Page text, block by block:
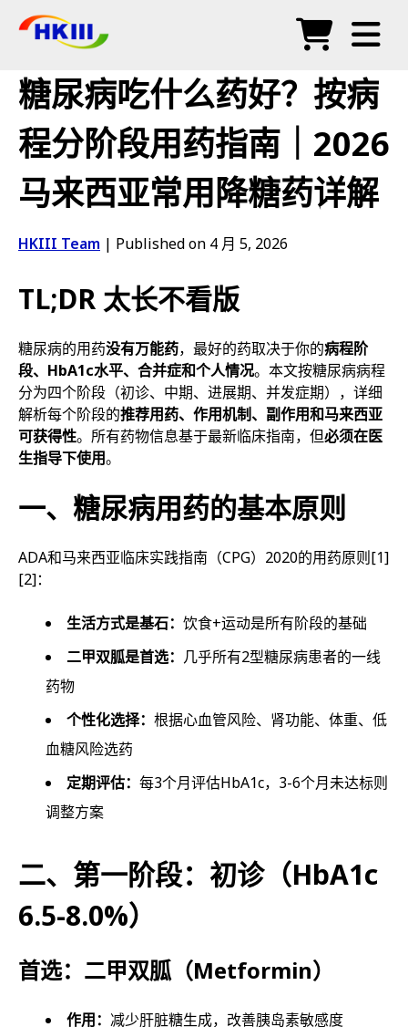
常见问题
博客
授权代理
商店
糖尿病吃什么药好？按病
程分阶段用药指南｜2026
马来西亚常用降糖药详解
HKIII Team | Published on 4 月 5, 2026
TL;DR 太长不看版
糖尿病的用药没有万能药，最好的药取决于你的病程阶
段、HbA1c水平、合并症和个人情况。本文按糖尿病病程
分为四个阶段（初诊、中期、进展期、并发症期），详细
解析每个阶段的推荐用药、作用机制、副作用和马来西亚
可获得性。所有药物信息基于最新临床指南，但必须在医
生指导下使用。
一、糖尿病用药的基本原则
ADA和马来西亚临床实践指南（CPG）2020的用药原则[1]
[2]：
生活方式是基石： 饮食+运动是所有阶段的基础
二甲双胍是首选： 几乎所有2型糖尿病患者的一线
药物
个性化选择： 根据心血管风险、肾功能、体重、低
血糖风险选药
定期评估： 每3个月评估HbA1c，3-6个月未达标则
调整方案
二、第一阶段：初诊（HbA1c
6.5-8.0%）
首选：二甲双胍（Metformin）
作用： 减少肝脏糖生成，改善胰岛素敏感度